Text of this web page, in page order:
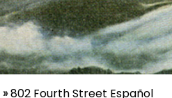
»802 Fourth Street Español